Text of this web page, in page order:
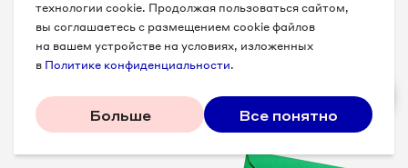
технологии cookie. Продолжая пользоваться сайтом,
вы соглашаетесь с размещением cookie файлов
на вашем устройстве на условиях, изложенных
в Политике конфиденциальности.
Больше Все понятно